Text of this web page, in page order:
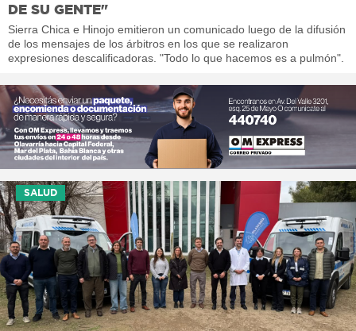
DE SU GENTE"
Sierra Chica e Hinojo emitieron un comunicado luego de la difusión
de los mensajes de los árbitros en los que se realizaron
expresiones descalificadoras. "Todo lo que hacemos es a pulmón".
SALUD